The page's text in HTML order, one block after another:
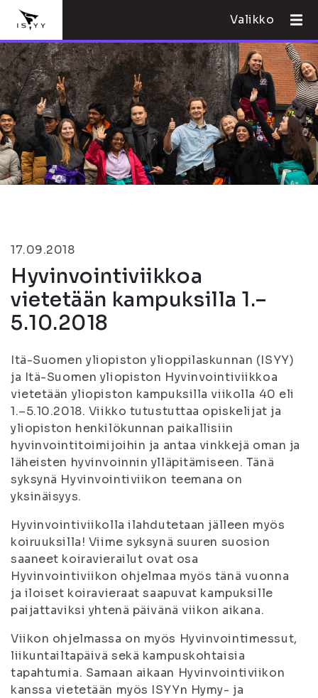
Valikko
17.09.2018
Hyvinvointiviikkoa
vietetään kampuksilla 1.–
5.10.2018
Itä-Suomen yliopiston ylioppilaskunnan (ISYY)
ja Itä-Suomen yliopiston Hyvinvointiviikkoa
vietetään yliopiston kampuksilla viikolla 40 eli
1.–5.10.2018. Viikko tutustuttaa opiskelijat ja
yliopiston henkilökunnan paikallisiin
hyvinvointitoimijoihin ja antaa vinkkejä oman ja
läheisten hyvinvoinnin ylläpitämiseen. Tänä
syksynä Hyvinvointiviikon teemana on
yksinäisyys.
Hyvinvointiviikolla ilahdutetaan jälleen myös
koiruuksilla! Viime syksynä suuren suosion
saaneet koiravierailut ovat osa
Hyvinvointiviikon ohjelmaa myös tänä vuonna
ja iloiset koiravieraat saapuvat kampuksille
paijattaviksi yhtenä päivänä viikon aikana.
Viikon ohjelmassa on myös Hyvinvointimessut,
liikuntailtapäivä sekä kampuskohtaisia
tapahtumia. Samaan aikaan Hyvinvointiviikon
kanssa vietetään myös ISYYn Hymy- ja